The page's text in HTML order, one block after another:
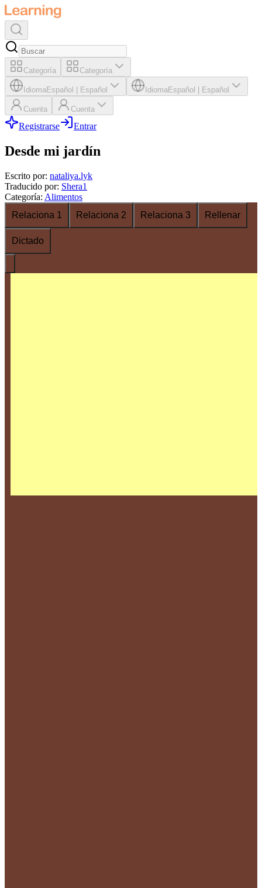
Categoría Categoría
IdiomaEspañol Español IdiomaEspañol Español
Cuenta Cuenta
Registrarse Entrar
Desde mi jardín
Escrito por: nataliya.lyk
Traducido por: Shera1
Categoría: Alimentos
Relaciona 1
Relaciona 2 Relaciona 3 Rellenar
Dictado